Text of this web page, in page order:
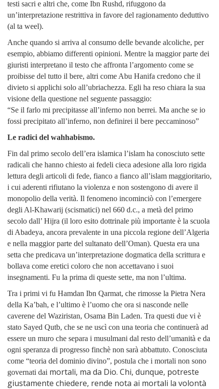
testi sacri e altri che, come Ibn Rushd, rifuggono da
un’interpretazione restrittiva in favore del ragionamento deduttivo
(al ta weel).
Anche quando si arriva al consumo delle bevande alcoliche, per
esempio, abbiamo differenti opinioni. Mentre la maggior parte dei
giuristi interpretano il testo che affronta l’argomento come se
proibisse del tutto il bere, altri come Abu Hanifa credono che il
divieto si applichi solo all’ubriachezza. Egli ha reso chiara la sua
visione della questione nel seguente passaggio:
“Se il farlo mi precipitasse all’inferno non berrei. Ma anche se io
fossi precipitato all’inferno, non definirei il bere peccaminoso”
Le radici del wahhabismo.
Fin dal primo secolo dell’era islamica l’islam ha conosciuto sette
radicali che hanno chiesto ai fedeli cieca adesione alla loro rigida
lettura degli articoli di fede, fianco a fianco all’islam maggioritario,
i cui aderenti rifiutano la violenza e non sostengono di avere il
monopolio della verità. Il fenomeno incominciò con l’emergere
degli Al-Khawarij (scismatici) nel 660 d.c., a metà del primo
secolo dall’ Hijra (il loro esito dottrinale più importante è la scuola
di Abadeya, ancora prevalente in una piccola regione dell’Algeria
e nella maggior parte del sultanato dell’Oman). Questa era una
setta che predicava un’interpretazione dogmatica della scrittura e
bollava come eretici coloro che non accettavano i suoi
insegnamenti. Fu la prima di queste sette, ma non l’ultima.
Tra i primi vi fu Hamdan Ibn Qarmat, che rimosse la Pietra Nera
della Ka’bah, e l’ultimo è l’uomo che ora si nasconde nelle
caverene del Waziristan, Osama Bin Laden. Tra questi due vi è
stato Sayed Qutb, che se ne uscì con una teoria che continuerà ad
essere un muro che separa i musulmani dal resto dell’umanità e da
ogni speranza di progresso finchè non sarà abbattuto. Conosciuta
come “teoria del dominio divino”, postula che i mortali non sono
governati dai mortali, ma da Dio. Chi, dunque, potreste
giustamente chiedere, rende nota ai mortali la volontà